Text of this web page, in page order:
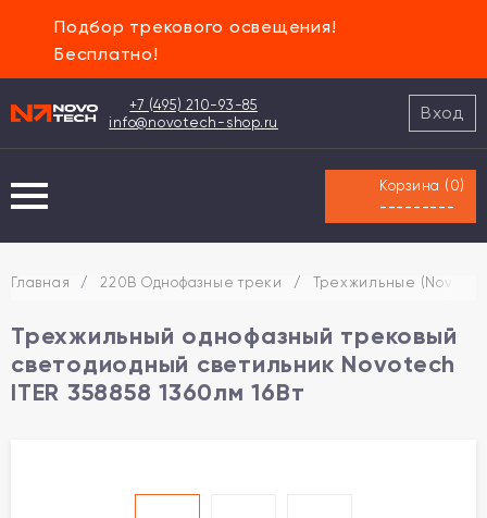
Подбор трекового освещения!
Бесплатно!
+7 (495) 210-93-85
info@novotech-shop.ru
Вход
Корзина ( 0)
---------
Главная / 220В Однофазные треки / Трехжильные
Трехжильный однофазный трековый
светодиодный светильник Novotech
ITER 358858 1360лм 16Вт